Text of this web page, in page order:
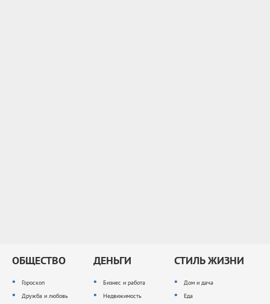
ОБЩЕСТВО
Гороскоп
Дружба и любовь
ДЕНЬГИ
Бизнес и работа
Недвижимость
СТИЛЬ ЖИЗНИ
Дом и дача
Еда